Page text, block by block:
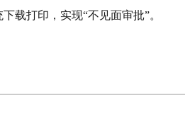
下载打印，实现“不见面审批”。